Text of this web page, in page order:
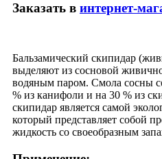
Заказать в интернет-
Бальзамический скипидар
выделяют из сосновой
водяным паром. Смола сосны
% из канифоли и на 30 % из
скипидар является самой
который представляет собой
жидкость со своеобразным